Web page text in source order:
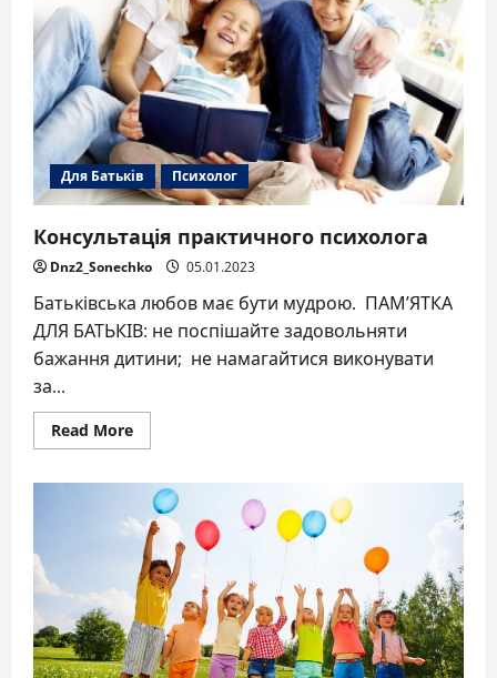
Для Батьків Психолог
Консультація практичного психолога
Dnz2_Sonechko 05.01.2023
Батьківська любов має бути мудрою. ПАМ’ЯТКА
ДЛЯ БАТЬКІВ: не поспішайте задовольняти
бажання дитини; не намагайтися виконувати
за...
Read MoreRead
more
практичного
психолога